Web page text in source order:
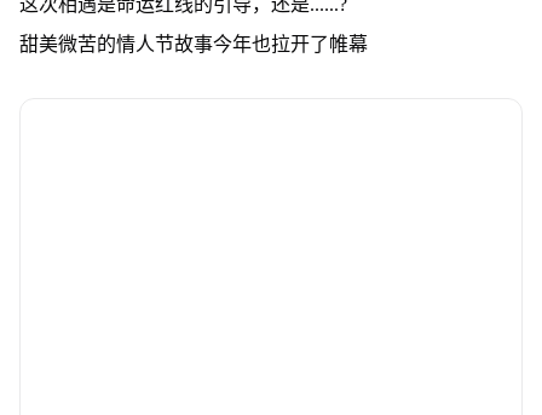
这次相遇是命运红线的引导，还是......?
甜美微苦的情人节故事今年也拉开了帷幕